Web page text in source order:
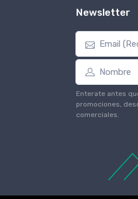
Newsletter
Enterate antes
promociones,
comerciales.